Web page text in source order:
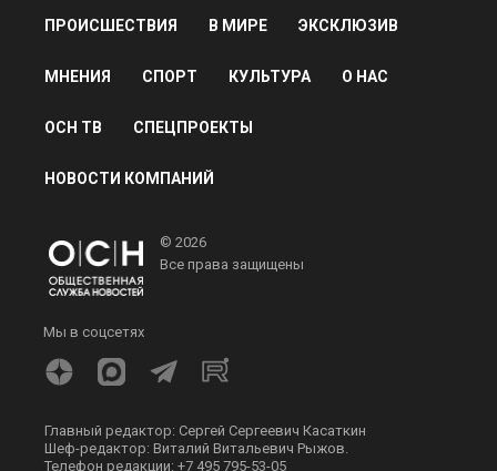
ПРОИСШЕСТВИЯ В МИРЕ ЭКСКЛЮЗИВ
МНЕНИЯ СПОРТ КУЛЬТУРА О НАС
ОСН ТВ СПЕЦПРОЕКТЫ
НОВОСТИ КОМПАНИЙ
© 2026
Все права защищены
Мы в соцсетях
Главный редактор: Сергей Сергеевич Касаткин
Шеф-редактор: Виталий Витальевич Рыжов.
Телефон редакции: +7 495 795-53-05